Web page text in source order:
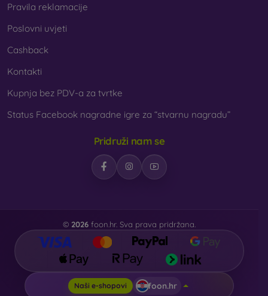
Pravila reklamacije
Poslovni uvjeti
Cashback
Kontakti
Kupnja bez PDV-a za tvrtke
Status Facebook nagradne igre za “stvarnu nagradu”
Pridruži nam se
© 2026 foon.hr. Sva prava pridržana.
Naši e-shopovi foon.hr